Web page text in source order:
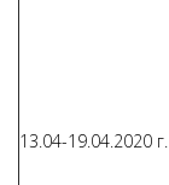
13.04-19.04.2020 г.